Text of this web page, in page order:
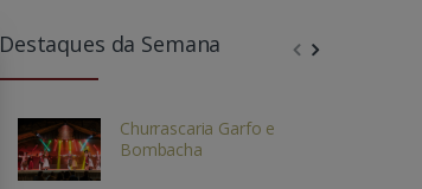
Destaques da Semana
Churrascaria Garfo e
Bombacha